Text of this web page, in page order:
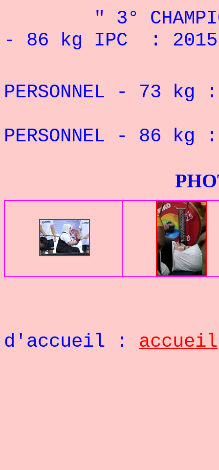
" 3°
- 86 kg IPC
:
PERSONNEL - 73 kg
PERSONNEL - 86 kg
PHOTOS
d'accueil : accueil